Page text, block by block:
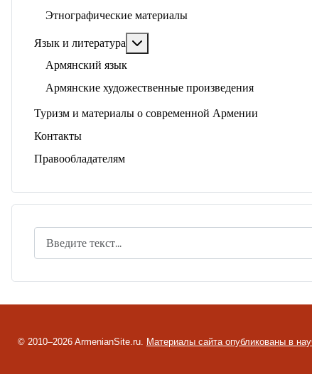
Этнографические материалы
Язык и литература
Армянский язык
Армянские художественные произведения
Туризм и материалы о современной Армении
Контакты
Правообладателям
© 2010–2026 ArmenianSite.ru. Материалы сайта опубликованы в